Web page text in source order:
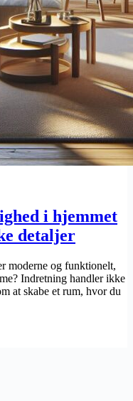
i hjemmet
detaljer
moderne og funktionelt,
Indretning handler ikke
at skabe et rum, hvor du